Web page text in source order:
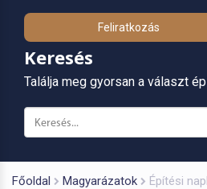
Feliratkozás
Keresés
Találja meg gyorsan a választ
Főoldal Magyarázatok
Építési